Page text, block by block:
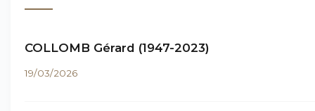
COLLOMB Gérard (1947-2023)
19/03/2026